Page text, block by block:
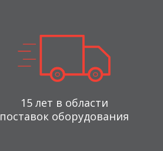
15 лет в области
поставок оборудования